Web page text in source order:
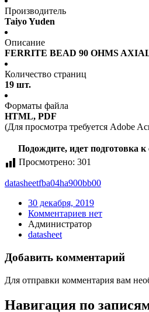
Производитель
Taiyo Yuden
Описание
FERRITE BEAD 90 OHMS
Количество страниц
19 шт.
Форматы файла
HTML, PDF
(Для просмотра требуется Adobe
Подождите, идет подготовка
Просмотрено: 301
datasheetfba04ha900bb00
30 декабря, 2019
Комментариев нет
Администратор
datasheet
Добавить комментарий
Для отправки комментария вам
Навигация по